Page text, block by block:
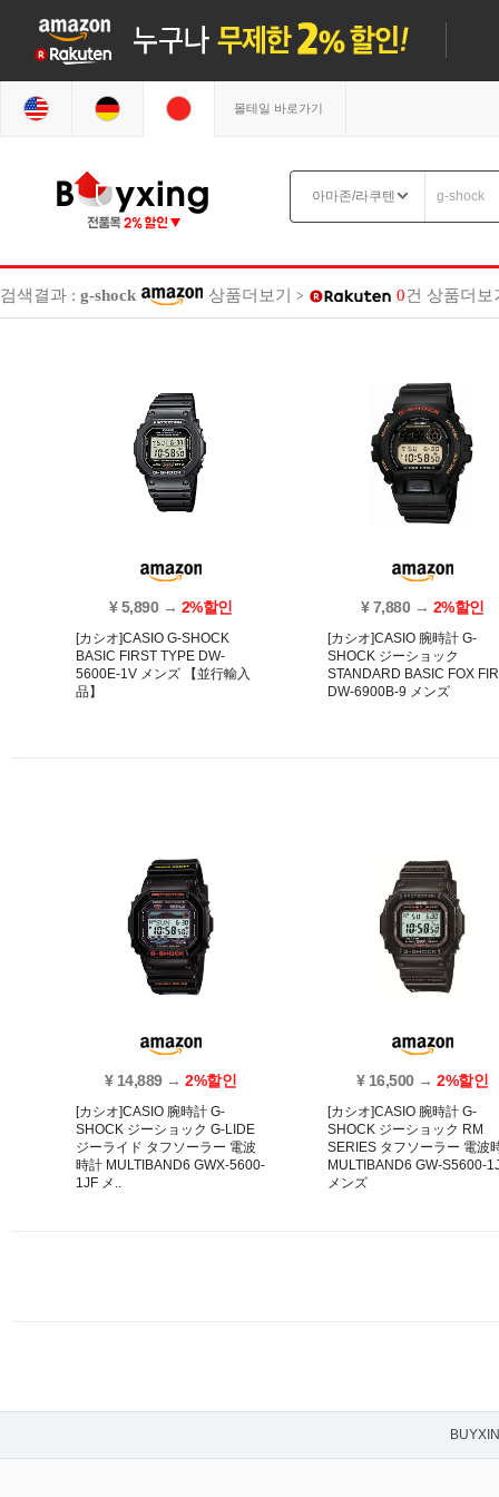
몰테일 바로가기
검색결과 : g-shock 상품더보기 > 0건 상품더
¥ 5,890 → 2%할인
[カシオ]CASIO G-SHOCK
BASIC FIRST TYPE DW-
5600E-1V メンズ 【並行輸入
品】
¥ 7,880 → 2%할인
[カシオ]CASIO 腕時計 G-
SHOCK ジーショック
STANDARD BASIC FOX
DW-6900B-9 メンズ
¥ 14,889 →2%할인
[カシオ]CASIO 腕時計 G-
SHOCK ジーショック G-LIDE
ジーライド タフソーラー 電波
時計 MULTIBAND6 GWX-5600-
1JF メ..
¥ 16,500 →2%할인
[カシオ]CASIO 腕時計 G-
SHOCK ジーショック RM
SERIES タフソーラー 電波
MULTIBAND6 GW-S5600-
メンズ